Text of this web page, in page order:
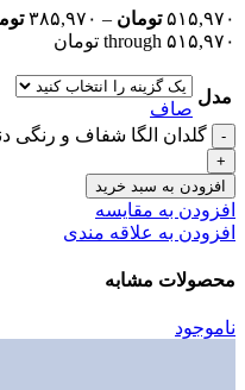
۵۱۵,۹۷۰ تومان – ۳۸۵,۹۷۰
through ۵۱۵,۹۷۰ تومان
مدل
صاف
گلدان الگا شفاف و رنگی
افزودن به سبد خرید
افزودن به مقایسه
افزودن به علاقه مندی
محصولات مشابه
ناموجود